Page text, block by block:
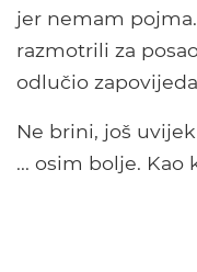
jer nemam
razmotrili za
odlučio
Ne brini, još
... osim bolje. Kao